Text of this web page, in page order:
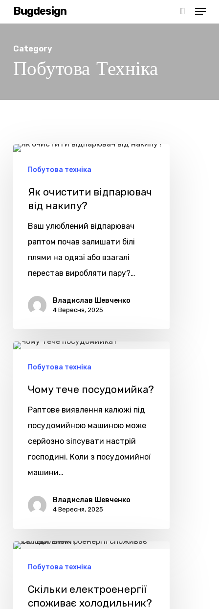
Skip
to
content
Bugdesign
search
Menu
Category
Побутова Техніка
Як
очистити
накипу?
Побутова техніка
Як очистити відпарювач
від накипу?
Ваш улюблений відпарювач
раптом почав залишати білі
плями на одязі або взагалі
перестав виробляти пару?…
Владислав Шевченко
4 Вересня, 2025
Чому
течеПобутова техніка
Чому тече посудомийка?
Раптове виявлення калюжі під
посудомийною машиною може
серйозно зіпсувати настрій
господині. Коли з посудомийної
машини…
Владислав Шевченко
4 Вересня, 2025
Скільки
електроенергії
холодильник?
Побутова техніка
Скільки електроенергії
споживає холодильник?